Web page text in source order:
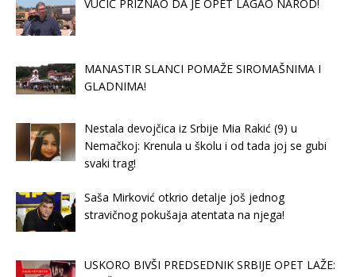
VUČIČ PRIZNAO DA JE OPET LAGAO NAROD!
MANASTIR SLANCI POMAŽE SIROMAŠNIMA I
GLADNIMA!
Nestala devojčica iz Srbije Mia Rakić (9) u
Nemačkoj: Krenula u školu i od tada joj se gubi
svaki trag!
Saša Mirković otkrio detalje još jednog
stravičnog pokušaja atentata na njega!
USKORO BIVŠI PREDSEDNIK SRBIJE OPET LAŽE: